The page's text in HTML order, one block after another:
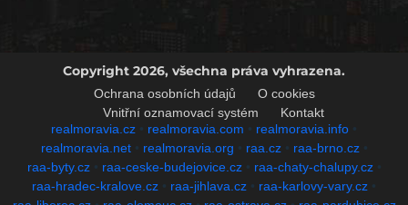
Copyright 2026, všechna práva vyhrazena.
Ochrana osobních údajů
O cookies
Vnitřní oznamovací systém
Kontakt
realmoravia.cz • realmoravia.com • realmoravia.info •
realmoravia.net• realmoravia.org • raa.cz• raa-brno.cz•
raa-byty.cz• raa-ceske-budejovice.cz• raa-chaty-chalupy.cz•
raa-hradec-kralove.cz • raa-jihlava.cz • raa-karlovy-vary.cz •